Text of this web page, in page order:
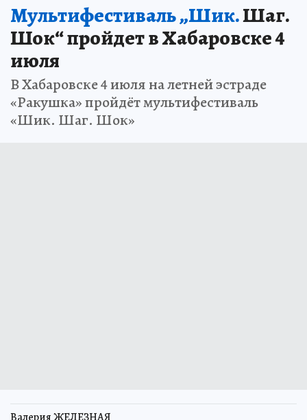
Мультифестиваль „Шик.Шаг.
Шок“ пройдет в Хабаровске 4
июля
В Хабаровске 4 июля на летней эстраде
«Ракушка» пройдёт мультифестиваль
«Шик. Шаг. Шок»